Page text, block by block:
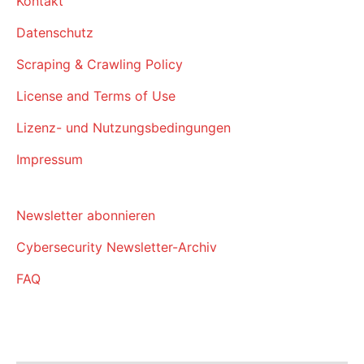
Datenschutz
Scraping & Crawling Policy
License and Terms of Use
Lizenz- und Nutzungsbedingungen
Impressum
Newsletter abonnieren
Cybersecurity Newsletter-Archiv
FAQ